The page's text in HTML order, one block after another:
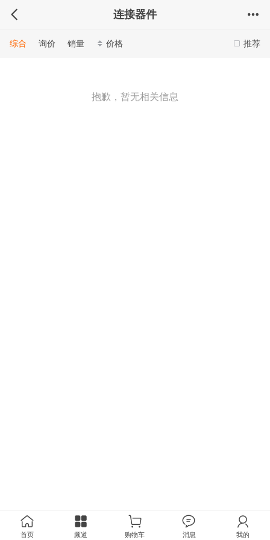
连接器件
推荐
综合 询价 销量 价格
抱歉，暂无相关信息
首页 频道 购物车 消息 我的